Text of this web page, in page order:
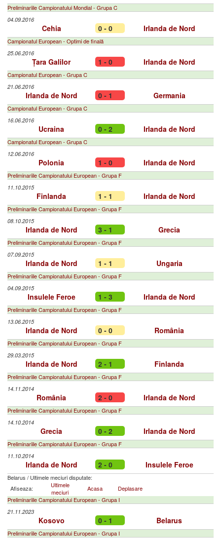
Preliminariile Campionatului Mondial - Grupa C
04.09.2016
Cehia 0 - 0 Irlanda de Nord
Campionatul European - Optimi de finală
25.06.2016
Țara Galilor 1 - 0 Irlanda de Nord
Campionatul European - Grupa C
21.06.2016
Irlanda de Nord 0 - 1 Germania
Campionatul European - Grupa C
16.06.2016
Ucraina 0 - 2 Irlanda de Nord
Campionatul European - Grupa C
12.06.2016
Polonia 1 - 0 Irlanda de Nord
Preliminariile Campionatului European - Grupa F
11.10.2015
Finlanda 1 - 1 Irlanda de Nord
Preliminariile Campionatului European - Grupa F
08.10.2015
Irlanda de Nord 3 - 1 Grecia
Preliminariile Campionatului European - Grupa F
07.09.2015
Irlanda de Nord 1 - 1 Ungaria
Preliminariile Campionatului European - Grupa F
04.09.2015
Insulele Feroe 1 - 3 Irlanda de Nord
Preliminariile Campionatului European - Grupa F
13.06.2015
Irlanda de Nord 0 - 0 România
Preliminariile Campionatului European - Grupa F
29.03.2015
Irlanda de Nord 2 - 1 Finlanda
Preliminariile Campionatului European - Grupa F
14.11.2014
România 2 - 0 Irlanda de Nord
Preliminariile Campionatului European - Grupa F
14.10.2014
Grecia 0 - 2 Irlanda de Nord
Preliminariile Campionatului European - Grupa F
11.10.2014
Irlanda de Nord 2 - 0 Insulele Feroe
Belarus / Ultimele meciuri disputate:
Afiseaza:
Ultimele
meciuri
Acasa
Deplasare
Preliminariile Campionatului European - Grupa I
21.11.2023
Kosovo 0 - 1 Belarus
Preliminariile Campionatului European - Grupa I